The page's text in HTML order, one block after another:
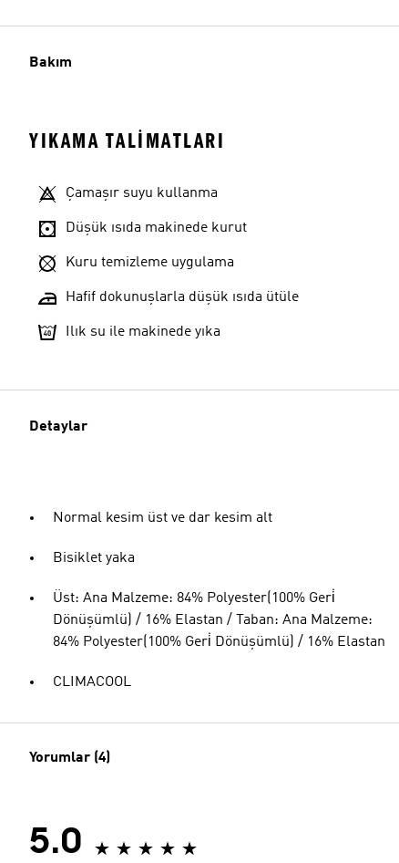
Bakım
YIKAMA TALIMATLARI
Çamaşır suyu kullanma
Düşük ısıda makinede kurut
Kuru temizleme uygulama
Hafif dokunuşlarla düşük ısıda ütüle
Ilık su ile makinede yıka
Detaylar
Normal kesim üst ve dar kesim alt
Bisiklet yaka
Üst: Ana Malzeme: 84% Polyester(100% Geri̇
Dönüşümlü) / 16% Elastan / Taban: Ana Malzeme:
84% Polyester(100% Geri̇ Dönüşümlü) / 16% Elastan
CLIMACOOL
Yorumlar (4)
5.0